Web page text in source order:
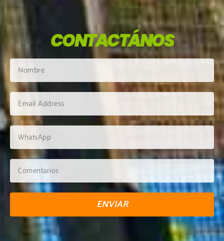
CONTACTÁNOS
ENVIAR